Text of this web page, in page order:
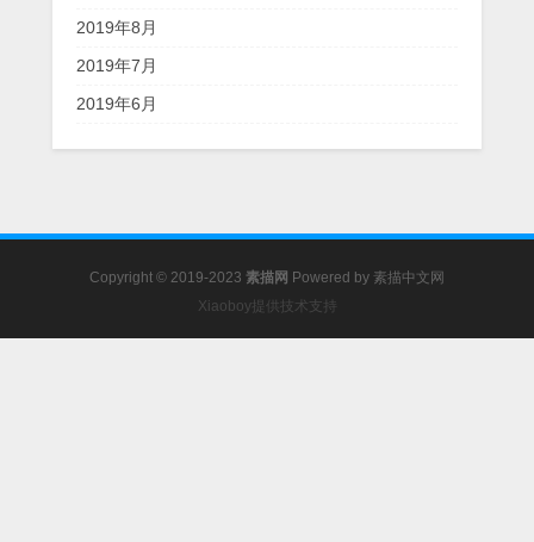
2019年8月
2019年7月
2019年6月
Copyright © 2019-2023 素描网 Powered by 素描中文网
Xiaoboy提供技术支持